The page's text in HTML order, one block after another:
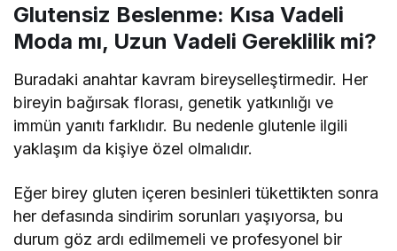
Glutensiz Beslenme: Kısa Vadeli
Moda mı, Uzun Vadeli Gereklilik mi?
Buradaki anahtar kavram bireyselleştirmedir. Her
bireyin bağırsak florası, genetik yatkınlığı ve
immün yanıtı farklıdır. Bu nedenle glutenle ilgili
yaklaşım da kişiye özel olmalıdır.
Eğer birey gluten içeren besinleri tükettikten sonra
her defasında sindirim sorunları yaşıyorsa, bu
durum göz ardı edilmemeli ve profesyonel bir